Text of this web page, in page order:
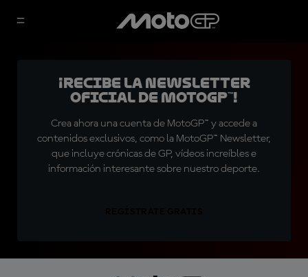
¡Recibe la Newsletter
oficial de MotoGP™!
Crea ahora una cuenta de MotoGP™ y accede a
contenidos exclusivos, como la MotoGP™ Newsletter,
que incluye crónicas de GP, vídeos increíbles e
información interesante sobre nuestro deporte.